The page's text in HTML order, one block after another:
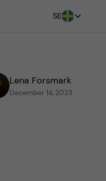
SE
Lena Forsmark
December 14, 2023